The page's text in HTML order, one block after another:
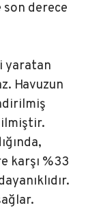
derece
yaratan
Havuzun
karşı %33